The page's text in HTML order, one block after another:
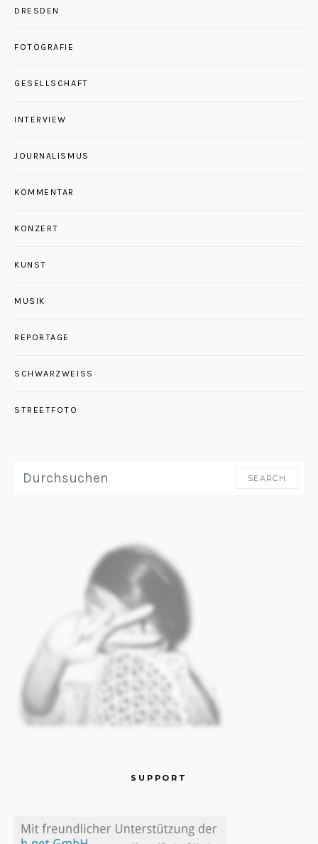
DRESDEN
FOTOGRAFIE
GESELLSCHAFT
INTERVIEW
JOURNALISMUS
KOMMENTAR
KONZERT
KUNST
MUSIK
REPORTAGE
SCHWARZWEISS
STREETFOTO
SEARCH
SUPPORT